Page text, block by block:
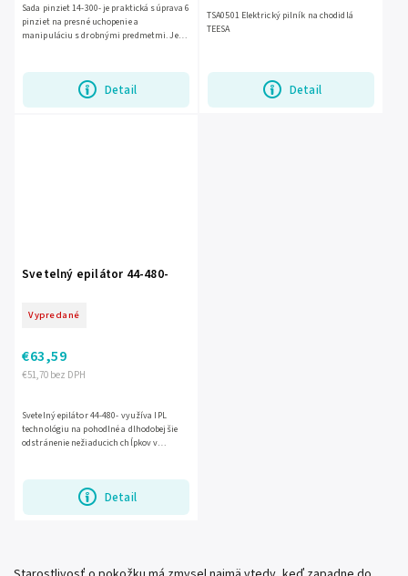
Detail
Sada pinziet 14-300- je praktická súprava 6
pinziet na presné uchopenie a
manipuláciu s drobnými predmetmi. Je
Detail
TSA0501 Elektrický pilník na chodidlá
TEESA
Svetelný epilátor 44-480-
Vypredané
€51,70 bez DPH
€63,59
Detail
Svetelný epilátor 44-480- využíva IPL
technológiu na pohodlné a dlhodobejšie
odstránenie nežiaducich chĺpkov v